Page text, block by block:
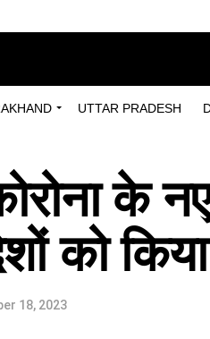
UTTAR PRADESH
के
को
18, 2023